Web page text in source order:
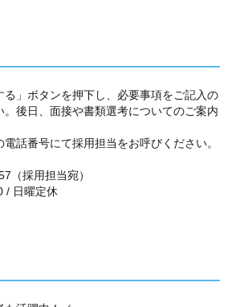
る」ボタンを押下し、必要事項をご記入の
。後日、面接や書類選考についてのご案内
話番号にて採用担当をお呼びください。
（採用担当宛）
/ 日曜定休